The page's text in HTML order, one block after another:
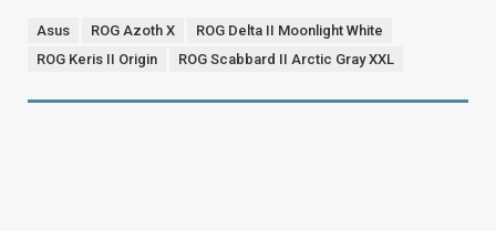
Asus ROG Azoth X
ROG Delta II Moonlight White
ROG Keris II Origin
ROG Scabbard II Arctic Gray XXL